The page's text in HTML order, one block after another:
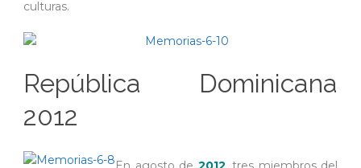
culturas.
República Dominicana
2012